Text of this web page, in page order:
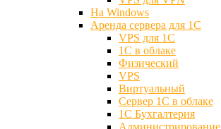
На Windows
Аренда сервера для 1С
VPS для 1С
1С в облаке
Физический
VPS
Виртуальный
Сервер 1С в облаке
1С Бухгалтерия
Администрирование